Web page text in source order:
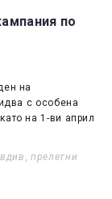
по
на
с особена
на 1-ви април
,прелетни